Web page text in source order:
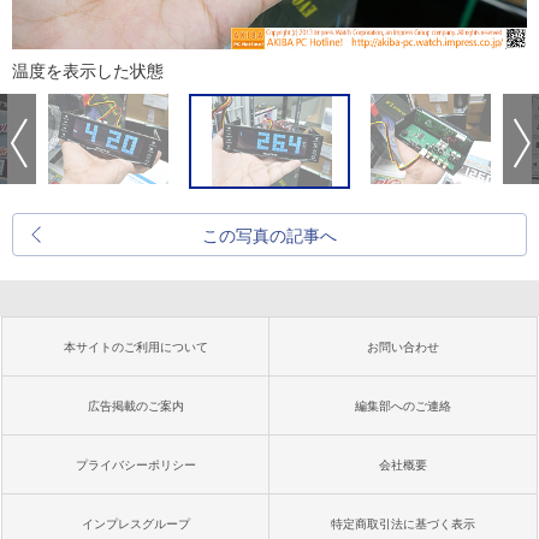
温度を表示した状態
この写真の記事へ
本サイトのご利用について お問い合わせ
広告掲載のご案内 編集部へのご連絡
プライバシーポリシー 会社概要
インプレスグループ 特定商取引法に基づく表示